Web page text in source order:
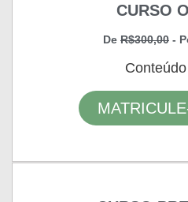
CURSO
De R$300,00 -